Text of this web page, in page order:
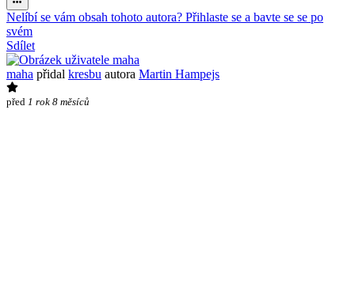
Nelíbí se vám obsah tohoto autora? Přihlaste se a bavte se se po
svém
Sdílet
maha přidal kresbu autora Martin Hampejs
před 1 rok 8 měsíců